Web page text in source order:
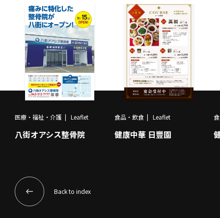
医療・福祉・介護 Leaflet
八街オアシス整骨院
食品・飲食 Leaflet
健康中華 日豐園
Back to index